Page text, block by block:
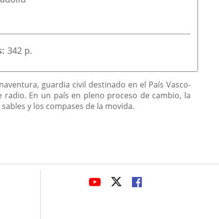
342 p.
guardia civil destinado en el País Vasco-
En un país en pleno proceso de cambio, la
y los compases de la movida.
ENLACEENLACEENLACE